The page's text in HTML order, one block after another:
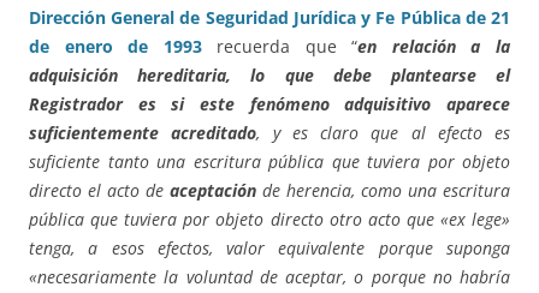
Dirección General de Seguridad Jurídica y Fe Pública de 21
de enero de 1993recuerda que “en relación a la
adquisición hereditaria, lo que debe plantearse el
Registrador es si este fenómeno adquisitivo aparece
suficientemente acreditado, y es claro que al efecto es
suficiente tanto una escritura pública que tuviera por objeto
directo el acto de aceptación de herencia, como una escritura
pública que tuviera por objeto directo otro acto que «ex lege»
tenga, a esos efectos, valor equivalente porque suponga
«necesariamente la voluntad de aceptar, o porque no habría